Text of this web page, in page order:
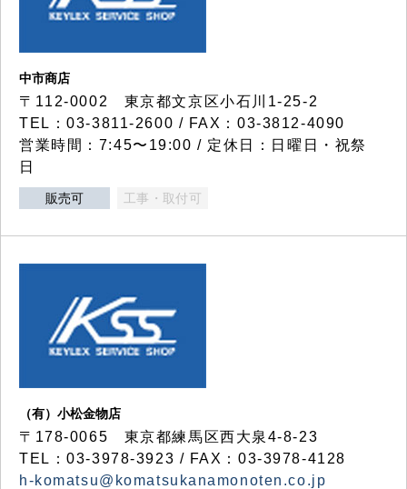
中市商店
〒112-0002 東京都文京区小石川1-25-2
TEL：03-3811-2600 / FAX：03-3812-4090
営業時間：7:45〜19:00 / 定休日：日曜日・祝祭
日
販売可 工事・取付可
（有）小松金物店
〒178-0065 東京都練馬区西大泉4-8-23
TEL：03-3978-3923 / FAX：03-3978-4128
h-komatsu@komatsukanamonoten.co.jp